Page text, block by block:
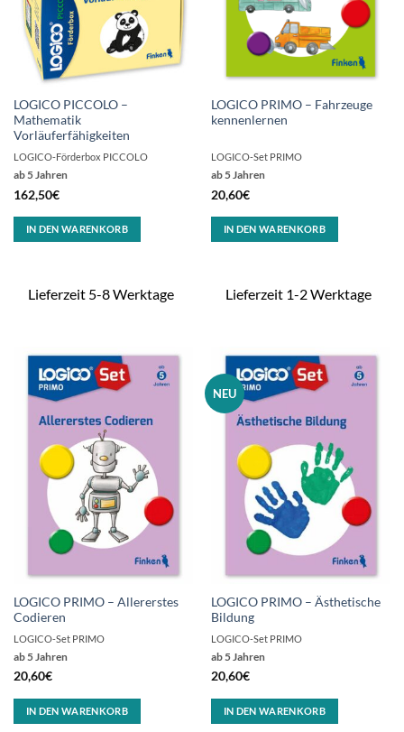
LOGICO PICCOLO –
Mathematik
Vorläuferfähigkeiten
ab 5 Jahren
162,50€
LOGICO-Förderbox PICCOLO
IN DEN WARENKORB
Lieferzeit 5-8 Werktage
LOGICO PRIMO – Fahrzeuge
kennenlernen
ab 5 Jahren
20,60€
LOGICO-Set PRIMO
IN DEN WARENKORB
Lieferzeit 1-2 Werktage
LOGICO PRIMO – Allererstes
Codieren
ab 5 Jahren
20,60€
LOGICO-Set PRIMO
IN DEN WARENKORB
NEU
LOGICO PRIMO – Ästhetische
Bildung
ab 5 Jahren
20,60€
LOGICO-Set PRIMO
IN DEN WARENKORB